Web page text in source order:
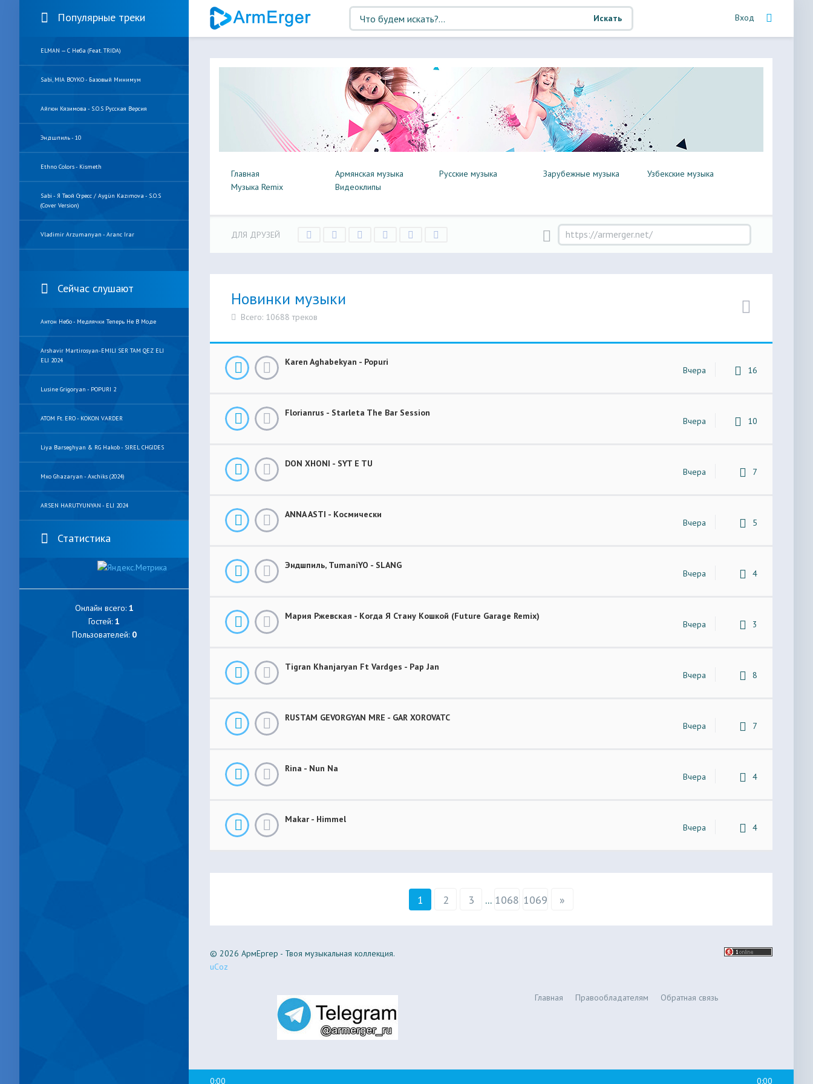
Популярные треки
ELMAN — С Неба (feat. TRIDA)
Sabi, MIA BOYKO - Базовый Минимум
Айгюн Кязимова - S.O.S Русская Версия
Эндшпиль - 10
Ethno Colors - Kismeth
Sabi - Я Твой Стресс / Aygün Kazımova - S.O.S
(Cover Version)
Vladimir Arzumanyan - Aranc Irar
Сейчас слушают
Антон Небо - Медлячки Теперь Не В Моде
Arshavir Martirosyan-EMILI SER TAM QEZ ELI
ELI 2024
Lusine Grigoryan - POPURI 2
ATOM Ft. ERO - KOKON VARDER
Liya Barseghyan & RG Hakob - SIREL CHGIDES
Mxo Ghazaryan - Axchiks (2024)
ARSEN HARUTYUNYAN - ELI 2024
Статистика
Онлайн всего: 1
Гостей: 1
Пользователей: 0
Искать Вход
Главная Армянская музыка Русские музыка Зарубежные музыка
Узбекские музыка
Музыка Remix
Видеоклипы
ДЛЯ ДРУЗЕЙ
Новинки музыки
Всего: 10688 треков
Karen Aghabekyan - Popuri
Вчера 16
Florianrus - Starleta The Bar Session
Вчера 10
DON XHONI - SYT E TU
Вчера 7
ANNA ASTI - Космически
Вчера 5
Эндшпиль, TumaniYO - SLANG
Вчера 4
Мария Ржевская - Когда Я Стану Кошкой (Future Garage Remix)
Вчера 3
Tigran Khanjaryan Ft Vardges - Pap Jan
Вчера 8
RUSTAM GEVORGYAN MRE - GAR XOROVATC
Вчера 7
Rina - Nun Na
Вчера 4
Makar - Himmel
Вчера 4
1 2 3 ... 1068 1069 »
© 2026 АрмЕргер - Твоя музыкальная коллекция.
uCoz
Главная Правообладателям Обратная связь
0:00 0:00